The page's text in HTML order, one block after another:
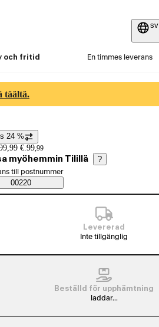
sv
och fritid En timmes leverans
täältä.
24 %
€.99,99
myöhemmin Tilillä ?
till postnummer
00220
Levererad
Inte tillgänglig
Beställd för upphämtning
laddar...